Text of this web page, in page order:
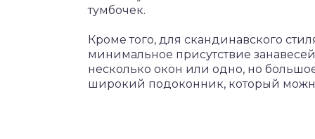
тумбочек.
Кроме того, для скандинавского
минимальное присутствие
несколько окон или одно, но
широкий подоконник, который можно